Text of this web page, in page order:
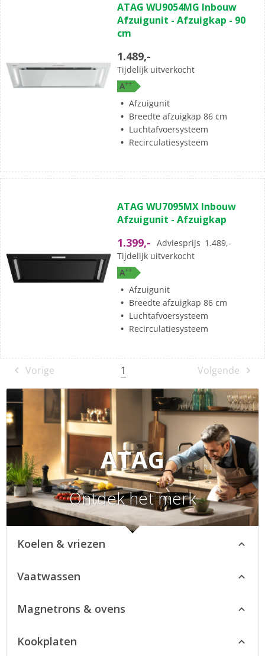
van
de
5
ATAG WU9054MG Inbouw
Afzuigunit - Afzuigkap - 90
cm
1.489,-
Tijdelijk uitverkocht
A++
Afzuigunit
Breedte afzuigkap 86 cm
Luchtafvoersysteem
Recirculatiesysteem
van
de
sterren.
ATAG WU7095MX Inbouw
Afzuigunit - Afzuigkap
1.399,- Adviesprijs 1.489,-
Tijdelijk uitverkocht
A++
Afzuigunit
Breedte afzuigkap 86 cm
Luchtafvoersysteem
Recirculatiesysteem
Vorige 1 Volgende
ATAG
Ontdek het merk
Koelen & vriezen
Ontdek ATAG koelkasten
Vaatwassen
Ontdek ATAG vaatwassers
Magnetrons & ovens
Naar ATAG magnetrons
Kookplaten